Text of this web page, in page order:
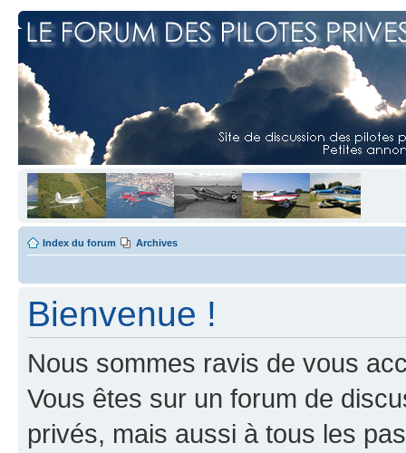
Index du forum Archives
Bienvenue !
Nous sommes ravis de vous
Vous êtes sur un forum de
privés, mais aussi à tous les